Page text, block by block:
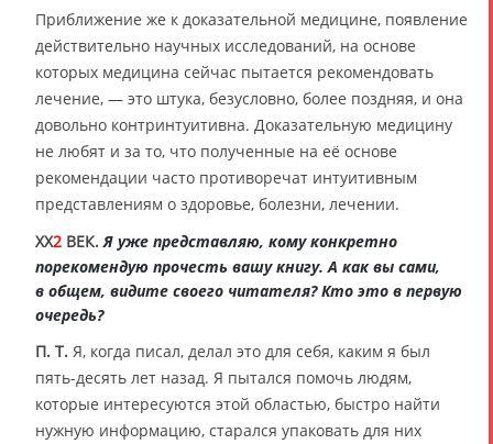
Приближение же к доказательной медицине, появление
действительно научных исследований, на основе
которых медицина сейчас пытается рекомендовать
лечение, — это штука, безусловно, более поздняя, и она
довольно контринтуитивна. Доказательную медицину
не любят и за то, что полученные на её основе
рекомендации часто противоречат интуитивным
представлениям о здоровье, болезни, лечении.
XX2 ВЕК. Я уже представляю, кому конкретно
порекомендую прочесть вашу книгу. А как вы сами,
в общем, видите своего читателя? Кто это в первую
очередь?
П. Т. Я, когда писал, делал это для себя, каким я был
пять-десять лет назад. Я пытался помочь людям,
которые интересуются этой областью, быстро найти
нужную информацию, старался упаковать для них